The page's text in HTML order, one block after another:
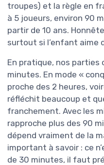
troupes) et la règle en
à 5 joueurs, environ 90
partir de 10 ans.
surtout si l’enfant aime
En pratique, nos
minutes. En mode «
proche des 2 heures,
réfléchit beaucoup et
franchement. Avec les
rapproche plus des 90
dépend vraiment de la
important à savoir : ce
de 30 minutes, il faut